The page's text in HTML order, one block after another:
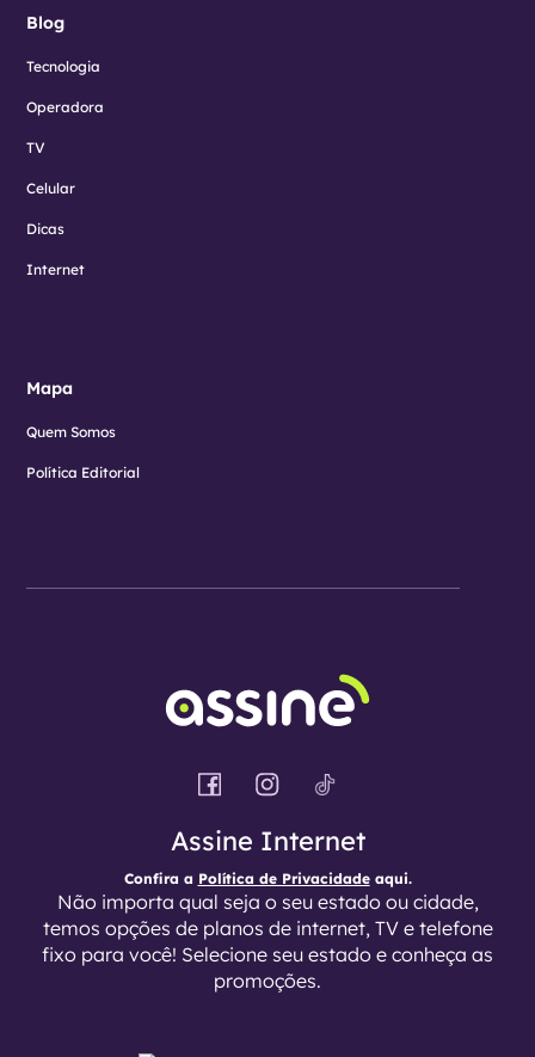
Blog
Tecnologia
Operadora
TV
Celular
Dicas
Internet
Mapa
Quem Somos
Política Editorial
Assine Internet
Confira a Política de Privacidadeaqui.
Não importa qual seja o seu estado ou cidade,
temos opções de planos de internet, TV e telefone
fixo para você! Selecione seu estado e conheça as
promoções.